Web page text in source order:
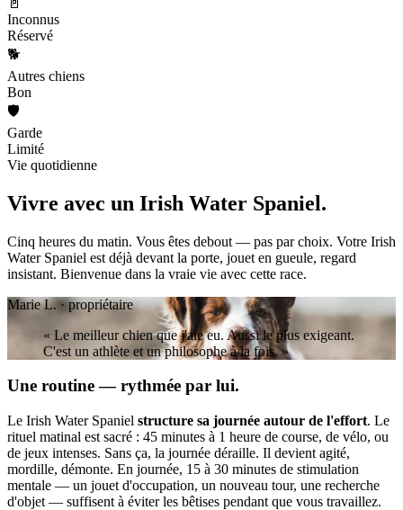
Inconnus
Réservé
🐕
Autres chiens
Bon
🛡️
Garde
Limité
Vie quotidienne
Vivre avec un Irish Water Spaniel.
Cinq heures du matin. Vous êtes debout — pas par choix. Votre Irish
Water Spaniel est déjà devant la porte, jouet en gueule, regard
insistant. Bienvenue dans la vraie vie avec cette race.
Marie L. · propriétaire
« Le meilleur chien que j'aie eu. Aussi le plus exigeant.
C'est un athlète et un philosophe à la fois. »
Une routine — rythmée par lui.
Le Irish Water Spaniel structure sa journée autour de l'effort. Le
rituel matinal est sacré : 45 minutes à 1 heure de course, de vélo, ou
de jeux intenses. Sans ça, la journée déraille. Il devient agité,
mordille, démonte. En journée, 15 à 30 minutes de stimulation
mentale — un jouet d'occupation, un nouveau tour, une recherche
d'objet — suffisent à éviter les bêtises pendant que vous travaillez.